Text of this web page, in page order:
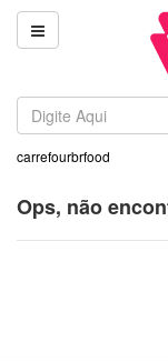
carrefourbrfood
Ops, não